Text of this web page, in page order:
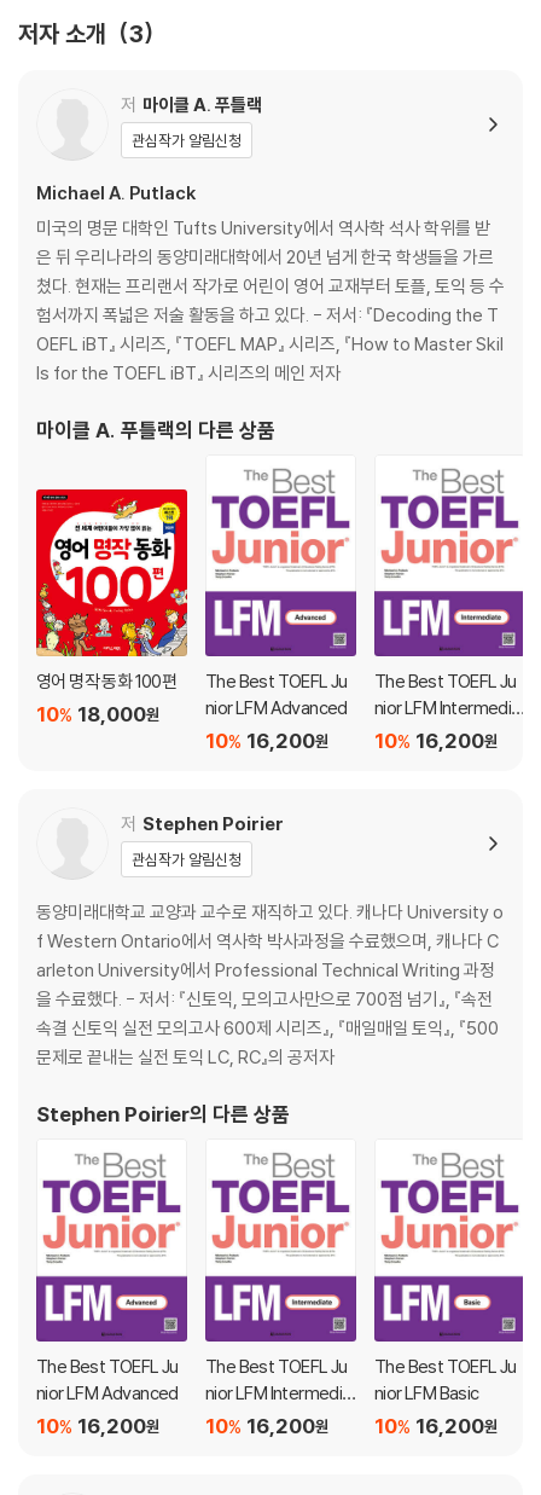
『How to Master Skills for the TOEFL iBT Actual Test Listening
Actual Test 01
Actual Test 02
Actual Test 03
Actual Test 04
Actual Test 05
Actual Test 06
Actual Test 07
Actual Test 08
Answers, Scripts, Explanations
저자 소개 3
저 마이클 A. 푸틀랙
관심작가 알림신청
Michael A. Putlack
미국의 명문 대학인 Tufts University에서 역사학 석사 학위를 받
은 뒤 우리나라의 동양미래대학에서 20년 넘게 한국 학생들을 가르
쳤다. 현재는 프리랜서 작가로 어린이 영어 교재부터 토플, 토익 등 수
험서까지 폭넓은 저술 활동을 하고 있다. - 저서: 『Decoding the T
OEFL iBT』 시리즈, 『TOEFL MAP』 시리즈, 『How to Master Skil
ls for the TOEFL iBT』 시리즈의 메인 저자
마이클 A. 푸틀랙의 다른 상품
영어 명작 동화 100편
18,000원
10%
The Best TOEFL Ju
nior LFM Advanced
16,200원
10%
The Best TOEFL Ju
nior LFM Intermedia
te
16,200원
10%
저 Stephen Poirier
관심작가 알림신청
동양미래대학교 교양과 교수로 재직하고 있다. 캐나다 University o
f Western Ontario에서 역사학 박사과정을 수료했으며, 캐나다 C
arleton University에서 Professional Technical Writing 과정
을 수료했다. - 저서: 『신토익, 모의고사만으로 700점 넘기』, 『속전
속결 신토익 실전 모의고사 600제 시리즈』, 『매일매일 토익』, 『500
문제로 끝내는 실전 토익 LC, RC』의 공저자
Stephen Poirier의 다른 상품
The Best TOEFL Ju
nior LFM Advanced
16,200원
10%
The Best TOEFL Ju
nior LFM Intermedia
te
16,200원
10%
The Best TOEFL Ju
nior LFM Basic
16,200원
10%